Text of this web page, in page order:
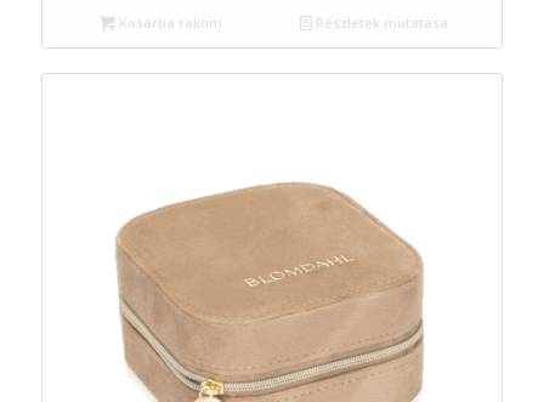
Kosárba rakom Részletek mutatása